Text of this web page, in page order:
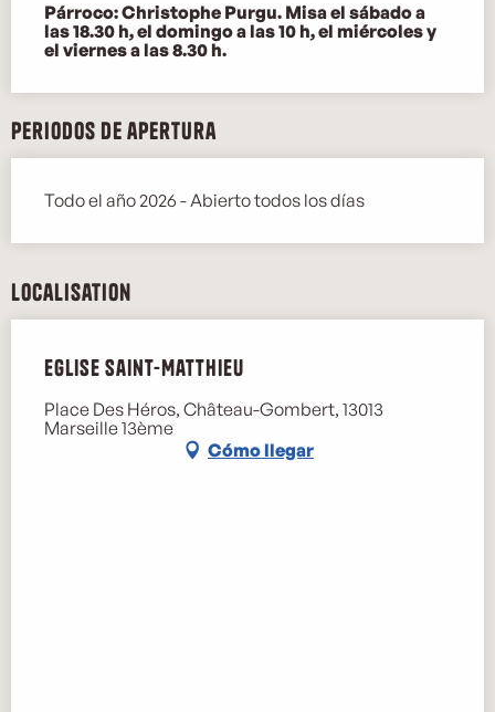
Párroco: Christophe Purgu. Misa el sábado a
las 18.30 h, el domingo a las 10 h, el miércoles y
el viernes a las 8.30 h.
Periodos de apertura
Todo el año 2026 - Abierto todos los días
Localisation
Eglise Saint-Matthieu
Place Des Héros, Château-Gombert, 13013
Marseille 13ème
Cómo llegar